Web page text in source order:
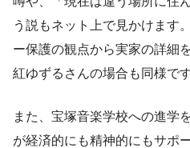
う説もネット上で見かけます
ー保護の観点から実家の詳細
紅ゆずるさんの場合も同様です
また、宝塚音楽学校への進学
が経済的にも精神的にもサポ